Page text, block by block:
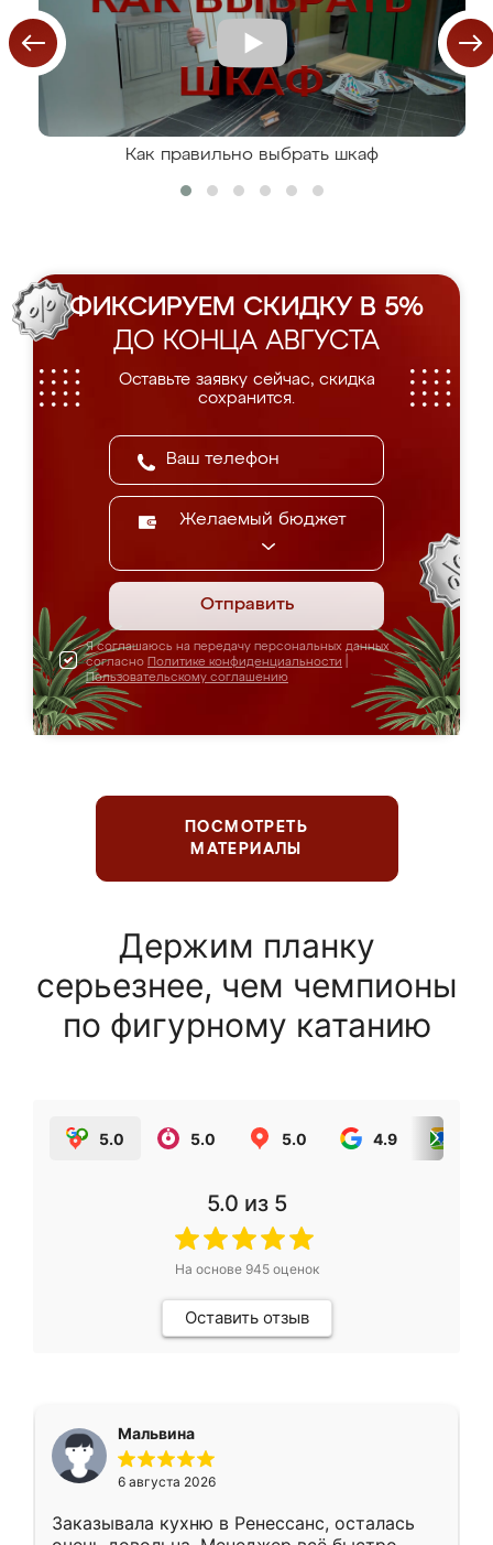
Как правильно выбрать шкаф
ФИКСИРУЕМ СКИДКУ В 5%
ДО КОНЦА АВГУСТА
Оставьте заявку сейчас, скидка
сохранится.
Желаемый бюджет
Отправить
Я соглашаюсь на передачу персональных данных
согласно Политике конфиденциальности
Пользовательскому соглашению
ПОСМОТРЕТЬ
МАТЕРИАЛЫ
Держим планку
серьезнее, чем чемпионы
по фигурному катанию
5.0 5.0 5.0 4.9
5.0 из 5
На основе 945оценок
Оставить отзыв
Мальвина
6 августа 2026
Заказывала кухню в Ренессанс, осталась